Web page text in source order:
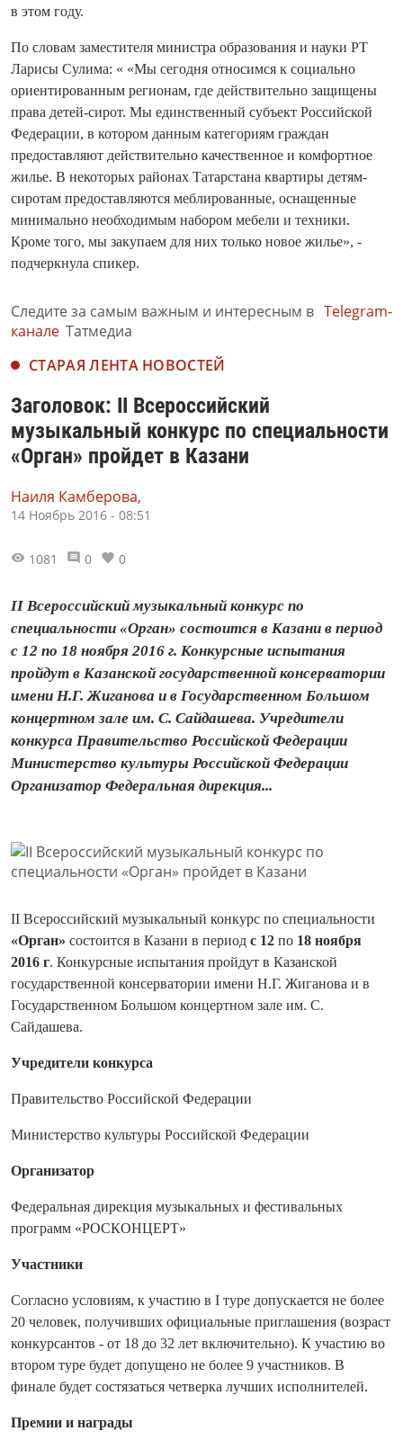
в этом году.
По словам заместителя министра образования и науки РТ
Ларисы Сулима: « «Мы сегодня относимся к социально
ориентированным регионам, где действительно защищены
права детей-сирот. Мы единственный субъект Российской
Федерации, в котором данным категориям граждан
предоставляют действительно качественное и комфортное
жилье. В некоторых районах Татарстана квартиры детям-
сиротам предоставляются меблированные, оснащенные
минимально необходимым набором мебели и техники.
Кроме того, мы закупаем для них только новое жилье», -
подчеркнула спикер.
Следите за самым важным и интересным в Telegram-
канале Татмедиа
СТАРАЯ ЛЕНТА НОВОСТЕЙ
Заголовок: II Всероссийский
музыкальный конкурс по специальности
«Орган» пройдет в Казани
Наиля Камберова,
14 Ноябрь 2016 - 08:51
1081 0 0
II Всероссийский музыкальный конкурс по
специальности «Орган» состоится в Казани в период
с 12 по 18 ноября 2016 г. Конкурсные испытания
пройдут в Казанской государственной консерватории
имени Н.Г. Жиганова и в Государственном Большом
концертном зале им. С. Сайдашева. Учредители
конкурса Правительство Российской Федерации
Министерство культуры Российской Федерации
Организатор Федеральная дирекция...
II Всероссийский музыкальный конкурс по специальности
«Орган» состоится в Казани в период с 12 по 18 ноября
2016 г. Конкурсные испытания пройдут в Казанской
государственной консерватории имени Н.Г. Жиганова и в
Государственном Большом концертном зале им. С.
Сайдашева.
Учредители конкурса
Правительство Российской Федерации
Министерство культуры Российской Федерации
Организатор
Федеральная дирекция музыкальных и фестивальных
программ «РОСКОНЦЕРТ»
Участники
Согласно условиям, к участию в I туре допускается не более
20 человек, получивших официальные приглашения (возраст
конкурсантов - от 18 до 32 лет включительно). К участию во
втором туре будет допущено не более 9 участников. В
финале будет состязаться четверка лучших исполнителей.
Премии и награды